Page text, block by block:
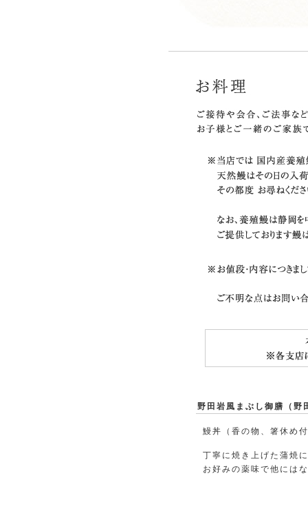
野田岩風まぶし御膳（野
鰻丼（香の物、箸休め
丁寧に焼き上げた蒲焼
お好みの薬味で他には